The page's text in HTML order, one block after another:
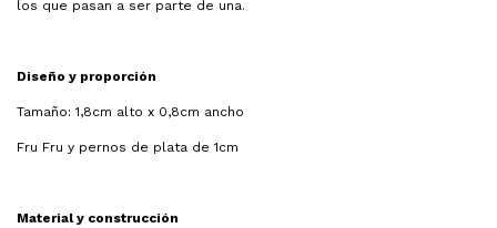
los que pasan a ser parte de una.
Diseño y proporción
Tamaño: 1,8cm alto x 0,8cm ancho
Fru Fru y pernos de plata de 1cm
Material y construcción